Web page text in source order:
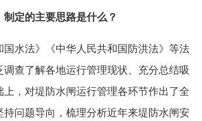
定的主要思路是什么？
水法》《中华人民共和国防洪法》等法
查了解各地运行管理现状、充分总结吸
，对堤防水闸运行管理各环节作出了全
问题导向，梳理分析近年来堤防水闸安